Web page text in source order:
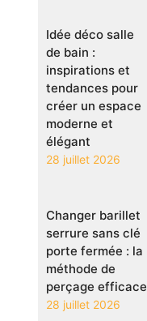
Idée déco salle
de bain :
inspirations et
tendances pour
créer un espace
moderne et
élégant
28 juillet 2026
Changer barillet
serrure sans clé
porte fermée : la
méthode de
perçage efficace
28 juillet 2026